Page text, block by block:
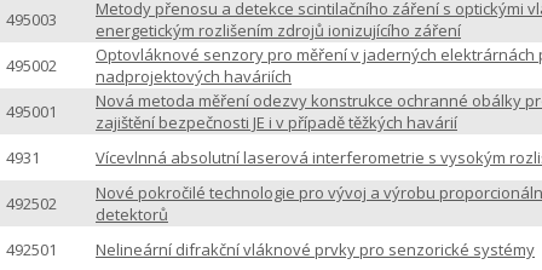
495003
Metody přenosu a detekce scintilačního záření s optickými
energetickým rozlišením zdrojů ionizujícího záření
495002
Optovláknové senzory pro měření v jaderných elektrárnách
nadprojektových haváriích
495001
Nová metoda měření odezvy konstrukce ochranné obálky
zajištění bezpečnosti JE i v případě těžkých havárií
4931
Vícevlnná absolutní laserová interferometrie s vysokým
492502
Nové pokročilé technologie pro vývoj a výrobu
detektorů
492501
Nelineární difrakční vláknové prvky pro senzorické systémy